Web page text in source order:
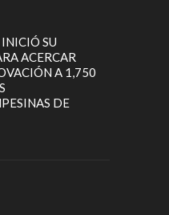
SU
ACERCAR
A 1,750
DE